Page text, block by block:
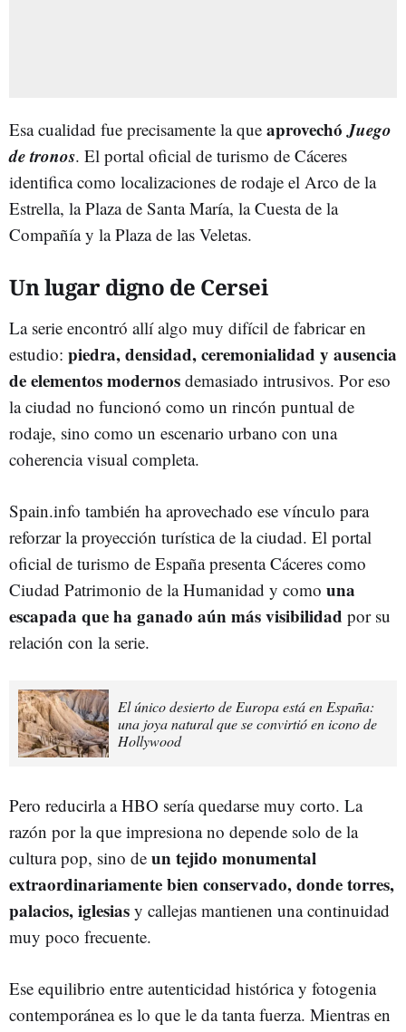
Esa cualidad fue precisamente la que aprovechóJuego
de tronos. El portal oficial de turismo de Cáceres
identifica como localizaciones de rodaje el Arco de la
Estrella, la Plaza de Santa María, la Cuesta de la
Compañía y la Plaza de las Veletas.
Un lugar digno de Cersei
La serie encontró allí algo muy difícil de fabricar en
estudio: piedra, densidad, ceremonialidad y ausencia
de elementos modernos demasiado intrusivos. Por eso
la ciudad no funcionó como un rincón puntual de
rodaje, sino como un escenario urbano con una
coherencia visual completa.
Spain.info también ha aprovechado ese vínculo para
reforzar la proyección turística de la ciudad. El portal
oficial de turismo de España presenta Cáceres como
Ciudad Patrimonio de la Humanidad y como una
escapada que ha ganado aún más visibilidad por su
relación con la serie.
El único desierto de Europa está en España:
una joya natural que se convirtió en icono de
Hollywood
Pero reducirla a HBO sería quedarse muy corto. La
razón por la que impresiona no depende solo de la
cultura pop, sino de un tejido monumental
extraordinariamente bien conservado, donde torres,
palacios, iglesias y callejas mantienen una continuidad
muy poco frecuente.
Ese equilibrio entre autenticidad histórica y fotogenia
contemporánea es lo que le da tanta fuerza. Mientras en